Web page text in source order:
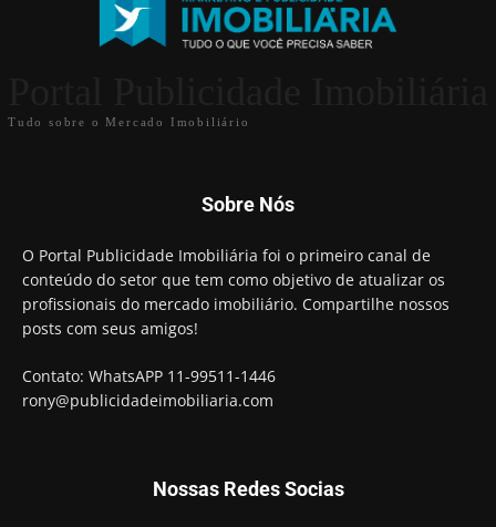
Tudo sobre o Mercado Imobiliário
Sobre Nós
O Portal Publicidade Imobiliária foi o primeiro canal de
conteúdo do setor que tem como objetivo de atualizar os
profissionais do mercado imobiliário. Compartilhe nossos
posts com seus amigos!
Contato: WhatsAPP 11-99511-1446
rony@publicidadeimobiliaria.com
Nossas Redes Socias